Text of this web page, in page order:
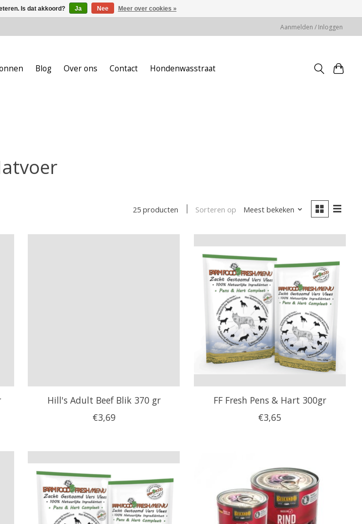
Aanmelden / Inloggen
Blog Over ons Contact Hondenwasstraat
25 producten Sorteren op Meest bekeken
Hill's Adult Beef Blik 370 gr
€3,69
FF Fresh Pens & Hart 300gr
€3,65
Is dat akkoord? Ja Nee Meer over cookies »